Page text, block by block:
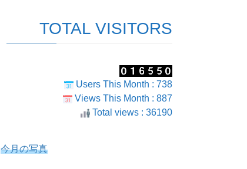
TOTAL VISITORS
Users This Month : 738
Views This Month : 887
Total views : 36190
今月の写真